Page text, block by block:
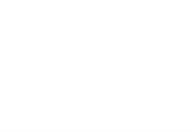
به دروس اختصاصی و